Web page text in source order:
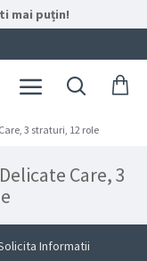
mai puțin!
3 straturi, 12 role
Care, 3
Informatii